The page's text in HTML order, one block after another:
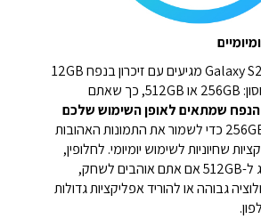
Galaxy S26 ו-Galaxy S26+‎ מגיעים עם זיכרון בנפח 12GB
ושתי אפשרויות אחסון: 256GB או 512GB, כך שאתם
שמתאים לאופן השימוש שלכם
בחרו ב-256GB כדי לשמור את התמונות האהובות
שחיוניות לשימוש יומיומי. לחלופין,
אתם יכולים לשדרג ל-512GB אם אתם אוהבים לשחק,
גבוהה או להוריד אפליקציות גדולות